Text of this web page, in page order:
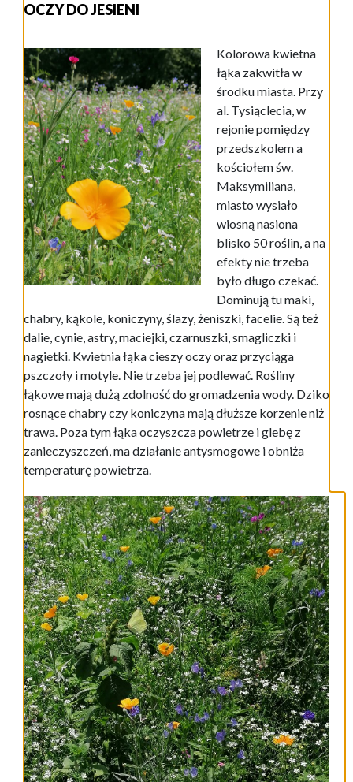
OCZY DO JESIENI
Kolorowa kwietna
łąka zakwitła w
środku miasta. Przy
al. Tysiąclecia, w
rejonie pomiędzy
przedszkolem a
kościołem św.
Maksymiliana,
miasto wysiało
wiosną nasiona
blisko 50 roślin, a na
efekty nie trzeba
było długo czekać.
Dominują tu maki,
chabry, kąkole, koniczyny, ślazy, żeniszki, facelie. Są też
dalie, cynie, astry, maciejki, czarnuszki, smagliczki i
nagietki. Kwietnia łąka cieszy oczy oraz przyciąga
pszczoły i motyle. Nie trzeba jej podlewać. Rośliny
łąkowe mają dużą zdolność do gromadzenia wody. Dziko
rosnące chabry czy koniczyna mają dłuższe korzenie niż
trawa. Poza tym łąka oczyszcza powietrze i glebę z
zanieczyszczeń, ma działanie antysmogowe i obniża
temperaturę powietrza.